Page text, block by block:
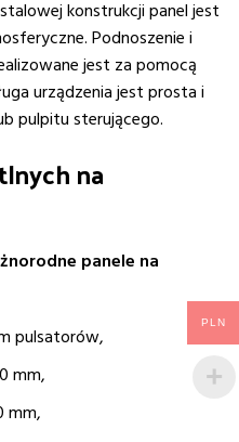
konstrukcji panel jest
Podnoszenie i
jest za pomocą
urządzenia jest prosta i
pulpitu sterującego.
na
panele na
pulsatorów,
mm,
mm,
PLN